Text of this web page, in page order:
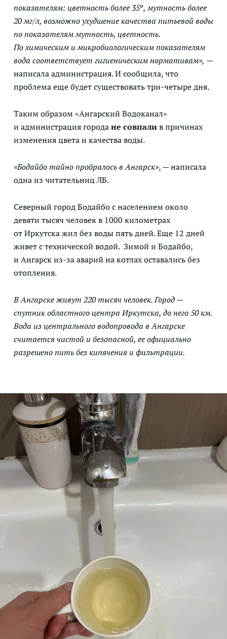
показателям: цветность более 35º, мутность более
20 мг/л, возможно ухудшение качества питьевой воды
по показателям мутность, цветность.
По химическим и микробиологическим показателям
вода соответствует гигиеническим нормативам», —
написала администрация. И сообщила, что
проблема еще будет существовать три-четыре дня.
Таким образом «Ангарский Водоканал»
и администрация городане совпалив причинах
изменения цвета и качества воды.
«Бодайбо тайно пробралось в Ангарск», — написала
одна из читательниц ЛБ.
Северный город Бодайбо с населением около
девяти тысяч человек в 1000 километрах
от Иркутска жил без воды пять дней. Еще 12 дней
живет с технической водой. Зимой и Бодайбо,
и Ангарск из-за аварий на котлах оставались без
отопления.
В Ангарске живут 220 тысяч человек. Город —
спутник областного центра Иркутска, до него 50 км.
Вода из центрального водопровода в Ангарске
считается чистой и безопасной, ее официально
разрешено пить без кипячения и фильтрации.